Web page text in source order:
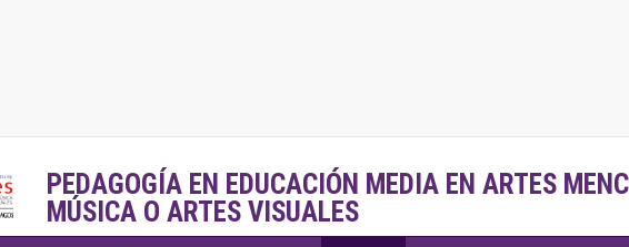
PEDAGOGÍA EN EDUCACIÓN MEDIA EN ARTES
MÚSICA O ARTES VISUALES